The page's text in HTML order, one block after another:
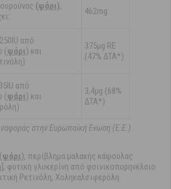
(ψάρι),
462mg
από
(ψάρι) και
375μg RE
(47% ΔΤΑ*)
από
(ψάρι) και
3,4μg (68%
ΔΤΑ*)
στην Ευρωπαϊκή Ενωση (Ε.Ε.)
ψάρι), περίβλημα μαλακής κάψουλας
φυτική γλυκερίνη από φοινικοπυρηνέλαιο
Ρετινόλη, Χοληκαλσιφερόλη.